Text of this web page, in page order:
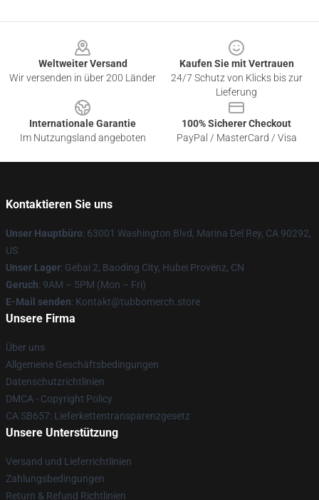
Weltweiter Versand
Wir versenden in über 200 Länder
Kaufen Sie mit Vertrauen
24/7 Schutz von Klicks bis zur
Lieferung
Internationale Garantie
Im Nutzungsland angeboten
100% Sicherer Checkout
PayPal / MasterCard / Visa
Kontaktieren Sie uns
Unser Hauptbüro: 63001 Washington Blvd, Marina Del Rey, CA 90292,
US
Unser Lager: Gebai 2, Baoding City, Hubei Provënz, CN
Geruch: 9AM – 5PM (Mon – Fri)
E-Mail senden: Kontakt@tubbomerch.store
Unsere Firma
Über uns
Allgemeine Geschäftsbedingungen
Datenschutzrichtlinien
DMCA - Copyright Policy
CA SB657: Lieferkettentransparenzgesetz
Unsere Unterstützung
Versand und Lieferrichtlinien
Zahlungsbedingungen
Return & Refund Richtlinien